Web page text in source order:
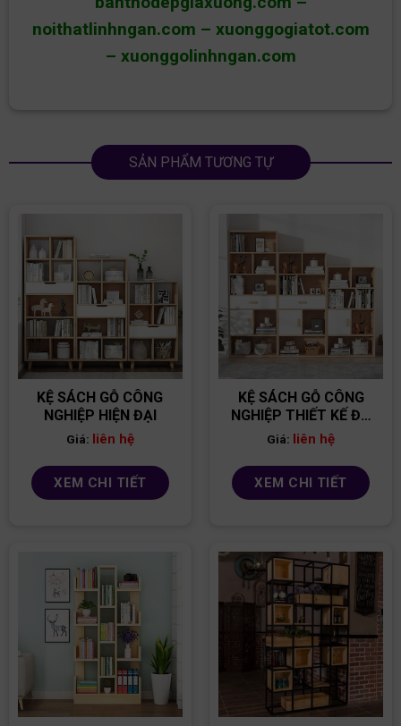
noithatlinhngan.com – xuonggogiatot.com
– xuonggolinhngan.com
SẢN PHẨM TƯƠNG TỰ
KỆ SÁCH GỖ CÔNG
NGHIỆP HIỆN ĐẠI
Giá: liên hệ
XEM CHI TIẾT
KỆ SÁCH GỖ CÔNG
NGHIỆP THIẾT KẾ ĐA
NĂNG
Giá: liên hệ
XEM CHI TIẾT